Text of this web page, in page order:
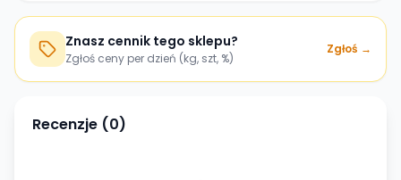
Znasz cennik tego sklepu?
Zgłoś ceny per dzień (kg, szt, %)
Zgłoś →
Recenzje (0)